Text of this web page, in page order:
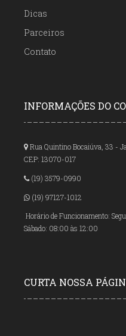
Dicas
Parceiros
Contato
INFORMAÇÕES DO
Rua Quintino Bocaiúva, 33 -
CEP: 13070-017
(19) 3579-0990
(19) 97127-1012
Horário de Funcionamento:
Sábado: 08:00 às 12:00
CURTA NOSSA